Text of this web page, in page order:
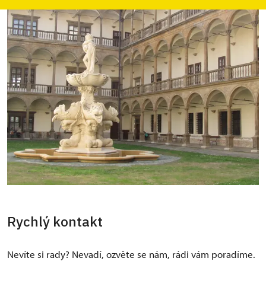
Rychlý kontakt
Nevíte si rady? Nevadí, ozvěte se nám, rádi vám poradíme.